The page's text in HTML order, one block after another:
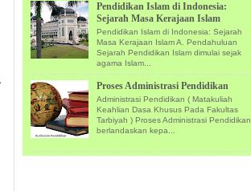
Pendidikan Islam di Indonesia:
Sejarah Masa Kerajaan Islam
Pendidikan Islam di Indonesia: Sejarah
Masa Kerajaan Islam A. Pendahuluan
Sejarah Pendidikan Islam dimulai sejak
agama Islam...
Proses Administrasi Pendidikan
Administrasi Pendidikan ( Matakuliah
Keahlian Dasa Khusus Pada Fakultas
Tarbiyah ) Proses Administrasi Pendidikan
berlandaskan kepa...